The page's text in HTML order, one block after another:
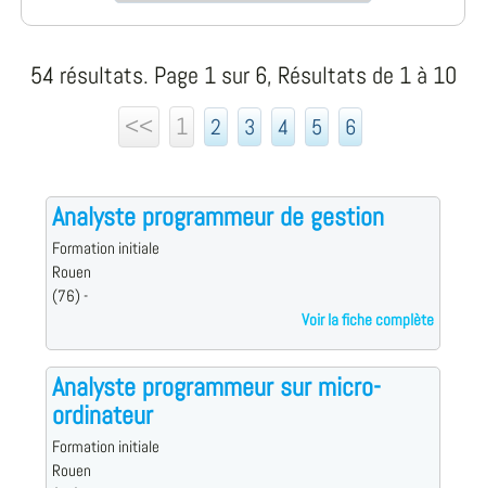
54 résultats. Page 1 sur 6, Résultats de 1 à 10
<<
1 2 3 4 5 6
Analyste programmeur de gestion
Formation initiale
Rouen
(76) -
Voir la fiche complète
Analyste programmeur sur micro-
ordinateur
Formation initiale
Rouen